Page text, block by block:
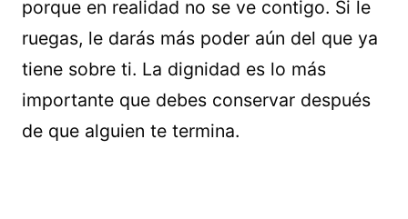
porque en realidad no se ve contigo. Si le
ruegas, le darás más poder aún del que ya
tiene sobre ti. La dignidad es lo más
importante que debes conservar después
de que alguien te termina.